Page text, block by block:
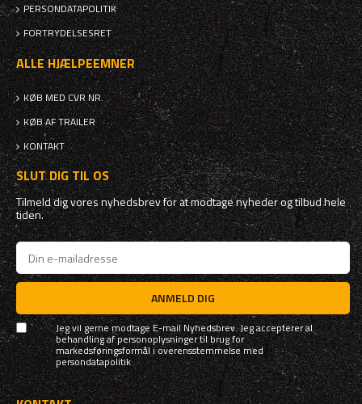
PERSONDATAPOLITIK
FORTRYDELSESRET
ALLE HJÆLPEEMNER
KØB MED CVR NR.
KØB AF TRAILER
KONTAKT
SLUT DIG TIL OS
Tilmeld dig vores nyhedsbrev for at modtage nyheder og tilbud hele
tiden.
ANMELD DIG
Jeg vil gerne modtage E-mail Nyhedsbrev. Jeg accepterer al
behandling af personoplysninger til brug for
markedsføringsformål i overensstemmelse med
persondatapolitik